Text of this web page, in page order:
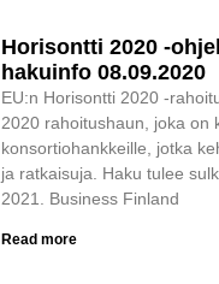
Horisontti 2020 -
hakuinfo 08.09.2020
EU:n Horisontti 2020 -
2020 rahoitushaun, joka on
konsortiohankkeille, jotka
ja ratkaisuja. Haku tulee
2021. Business Finland
Read more